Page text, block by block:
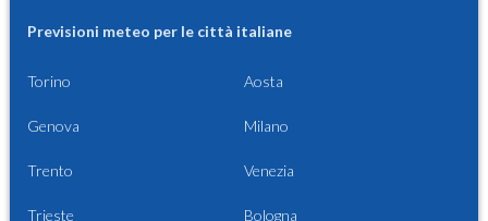
Previsioni meteo per le città italiane
Torino Aosta
Genova Milano
Trento Venezia
Trieste Bologna